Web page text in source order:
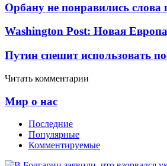
Орбану не понравились
Washington Post: Новая
Путин спешит использовать
Читать комментарии
Мир о нас
Последние
Популярные
Комментируемые